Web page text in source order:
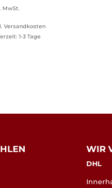
MwSt.
Versandkosten
1-3 Tage
WIR
DHL